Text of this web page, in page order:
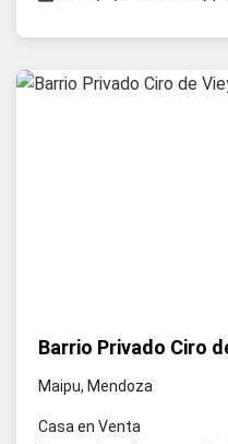
Barrio Privado Ciro
Maipu, Mendoza
Casa en Venta